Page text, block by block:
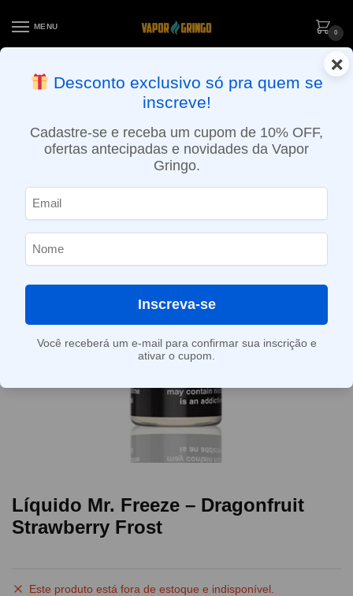
MENU
0
ENTREGA NO MESMO DIA EM SÃO PAULO (SEG A SEX): PEDIDOS
APROVADOS ATÉ 15:30 VIA MOTOBOY
Líquido Mr. Freeze – Dragonfruit
Strawberry Frost
Este produto está fora de estoque e indisponível.
×
Desconto exclusivo só pra quem se
inscreve!
Cadastre-se e receba um cupom de 10% OFF,
ofertas antecipadas e novidades da Vapor
Gringo.
Inscreva-se
Você receberá um e-mail para confirmar sua inscrição e
ativar o cupom.